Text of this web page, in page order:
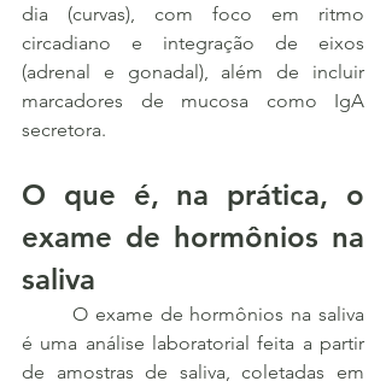
dia (curvas), com foco em ritmo
circadiano e integração de eixos
(adrenal e gonadal), além de incluir
marcadores de mucosa como IgA
secretora.
O que é, na prática, o
exame de hormônios na
saliva
é uma análise laboratorial feita a partir
de amostras de saliva, coletadas em